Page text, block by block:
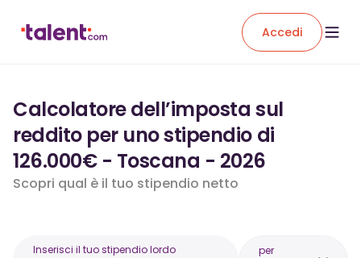
Accedi
Calcolatore dell’imposta sul
reddito per uno stipendio di
126.000€ - Toscana - 2026
Scopri qual è il tuo stipendio netto
Inserisci il tuo stipendio lordo per